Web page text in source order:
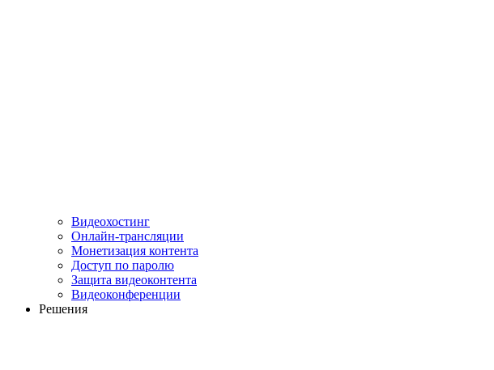
Видеохостинг
Онлайн-трансляции
Монетизация контента
Доступ по паролю
Защита видеоконтента
Видеоконференции
Решения